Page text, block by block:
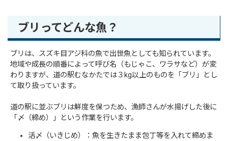
ブリってどんな魚？
ブリは、スズキ目アジ科の魚で出世魚としても知られています。
地域や成長の順番によって呼び名（もじゃこ、ワラサなど）が変
わりますが、道の駅むなかたでは３kg以上のものを「ブリ」とし
て取り扱っています。
道の駅に並ぶブリは鮮度を保つため、漁師さんが水揚げした後に
「〆（締め）」という作業を行います。
活〆（いきじめ）：魚を生きたまま包丁等を入れて締めま